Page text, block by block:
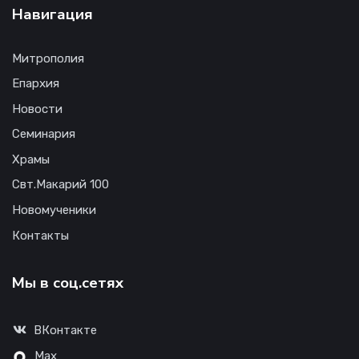
Навигация
Митрополия
Епархия
Новости
Семинария
Храмы
Свт.Макарий 100
Новомученики
Контакты
Мы в соц.сетях
ВКонтакте
Max